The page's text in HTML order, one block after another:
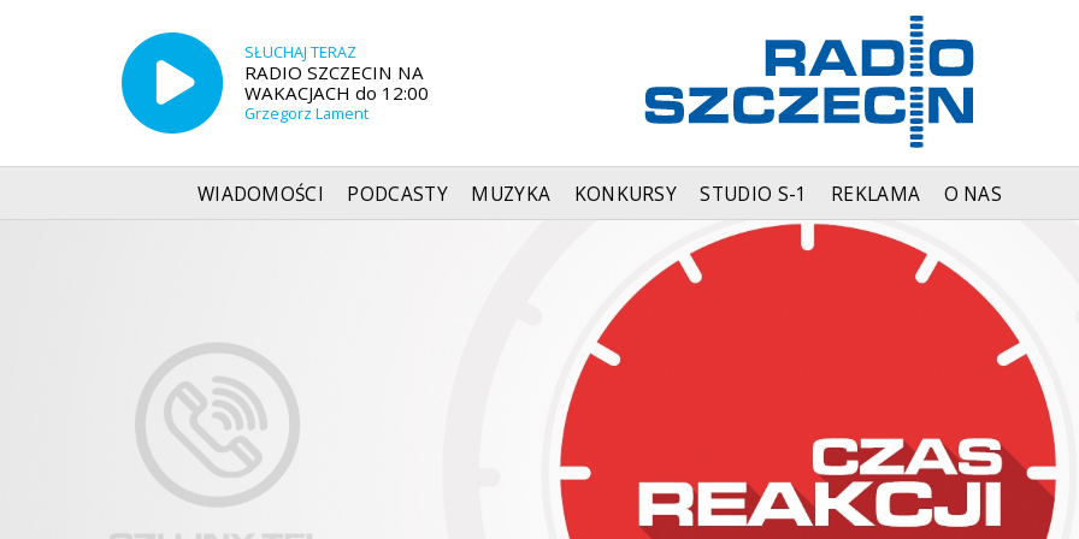
SŁUCHAJ TERAZ
RADIO SZCZECIN NA
WAKACJACH do 12:00
Grzegorz Lament
WIADOMOŚCI PODCASTY MUZYKA KONKURSY STUDIO S-1 REKLAMA O NAS